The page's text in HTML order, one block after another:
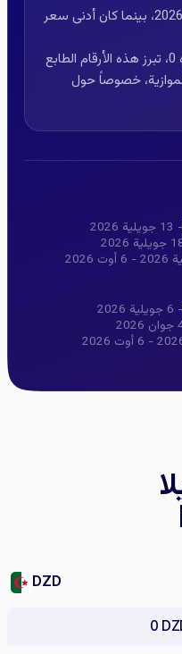
كان أعلى سعر 0.11 في 6 جويلية 2026، بينما كان أدنى سعر
مع متوسط سعر 0.1 وتذبذب قدره 0، تبرز هذه الأرقام الطابع
خصوصاً حول
- 13 جويلية 2026
- 6 جويلية 2026
DZD
0